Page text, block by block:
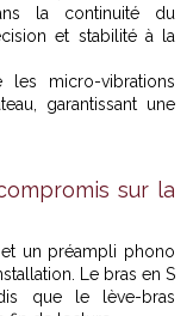
la continuité du
et stabilité à la
les micro-vibrations
garantissant une
sur la
un préampli phono
Le bras en S
que le lève-bras